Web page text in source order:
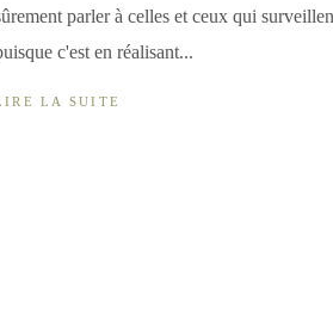
parler à celles et ceux qui
c'est en réalisant...
LA SUITE